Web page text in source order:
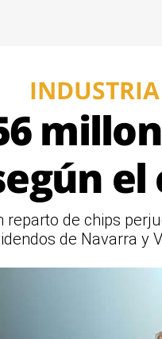
INDUSTRIA
de chips
de Navarra y